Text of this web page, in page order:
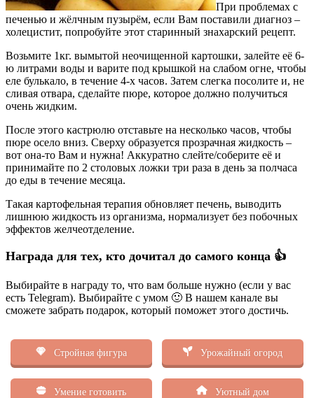
При проблемах с
печенью и жёлчным пузырём, если Вам поставили диагноз –
холецистит, попробуйте этот старинный знахарский рецепт.
Возьмите 1кг. вымытой неочищенной картошки, залейте её 6-
ю литрами воды и варите под крышкой на слабом огне, чтобы
еле булькало, в течение 4-х часов. Затем слегка посолите и, не
сливая отвара, сделайте пюре, которое должно получиться
очень жидким.
После этого кастрюлю отставьте на несколько часов, чтобы
пюре осело вниз. Сверху образуется прозрачная жидкость –
вот она-то Вам и нужна! Аккуратно слейте/соберите её и
принимайте по 2 столовых ложки три раза в день за полчаса
до еды в течение месяца.
Такая картофельная терапия обновляет печень, выводить
лишнюю жидкость из организма, нормализует без побочных
эффектов желчеотделение.
Награда для тех, кто дочитал до самого конца 👍
Выбирайте в награду то, что вам больше нужно (если у вас
есть Telegram). Выбирайте с умом 🙂 В нашем канале вы
сможете забрать подарок, который поможет этого достичь.
Стройная фигура Урожайный огород
Умение готовить Уютный дом